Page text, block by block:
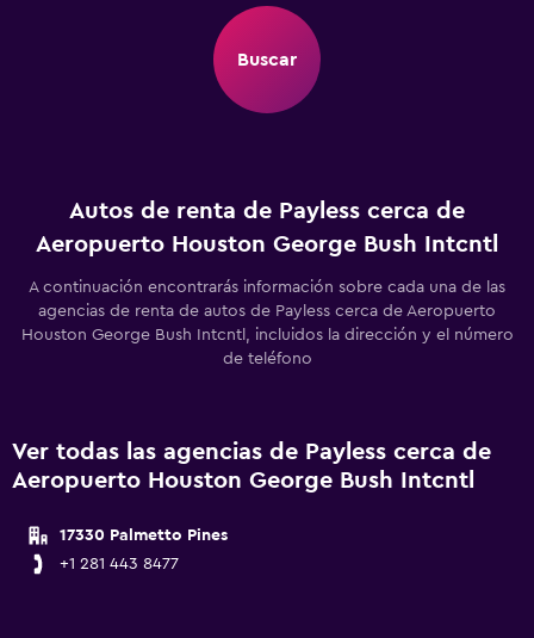
Buscar
Autos de renta de Payless cerca de
Aeropuerto Houston George Bush Intcntl
A continuación encontrarás información sobre cada una de las
agencias de renta de autos de Payless cerca de Aeropuerto
Houston George Bush Intcntl, incluidos la dirección y el número
de teléfono
Ver todas las agencias de Payless cerca de
Aeropuerto Houston George Bush Intcntl
17330 Palmetto Pines
+1 281 443 8477